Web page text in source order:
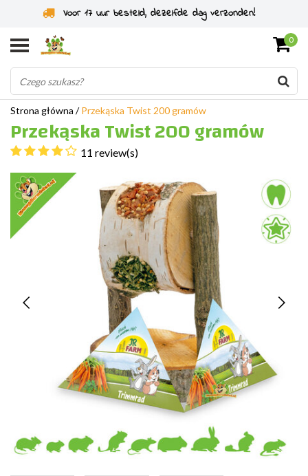
Specjaliści od gryzoni od 2011 roku
0
Strona główna /Przekąska Twist 200 gramów
Przekąska Twist 200 gramów
11 review(s)